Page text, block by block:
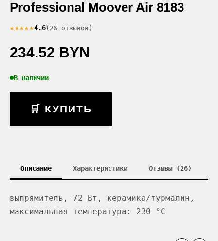
Professional Moover Air 8183
★★★★★4.6(26 отзывов)
234.52 BYN
В наличии
🛒 КУПИТЬ
Описание Характеристики Отзывы (26)
выпрямитель, 72 Вт, керамика/турмалин,
максимальная температура: 230 °С